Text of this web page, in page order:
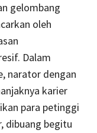
gelombang
oleh
Dalam
narator dengan
karier
para petinggi
dibuang begitu